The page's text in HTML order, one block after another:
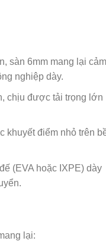
sàn 6mm mang lại cảm
nghiệp dày.
chịu được tải trọng lớn
khuyết điểm nhỏ trên
(EVA hoặc IXPE) dày
lại: